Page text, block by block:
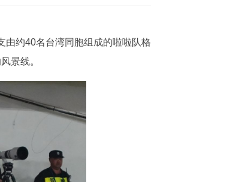
由约40名台湾同胞组成的啦啦队格
景线。